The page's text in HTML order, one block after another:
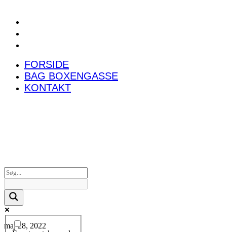
FORSIDE
BAG BOXENGASSE
KONTAKT
maj 28, 2022